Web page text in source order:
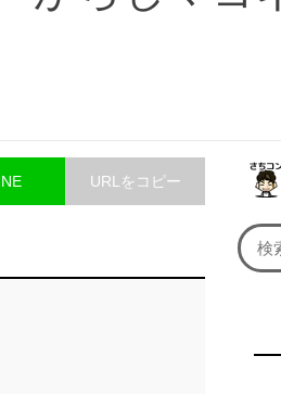
URLをコピー
検
索: